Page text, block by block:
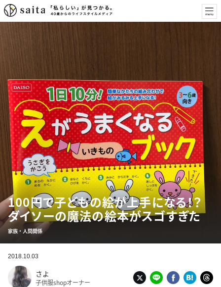
100円で子どもの絵が上手になる！？
ダイソーの魔法の絵本がスゴすぎた
家族・人間関係
2018.10.03
さよ
子供服shopオーナー